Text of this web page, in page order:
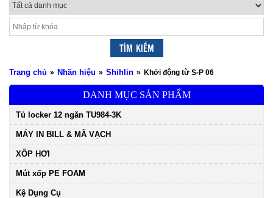
Trang chủ » Nhãn hiệu » Shihlin » Khởi động từ S-P 06
DANH MỤC SẢN PHẨM
Tủ locker 12 ngăn TU984-3K
MÁY IN BILL & MÃ VẠCH
XỐP HƠI
Mút xốp PE FOAM
Kệ Dụng Cụ